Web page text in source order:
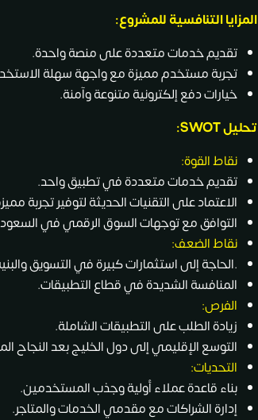
المزايا التنافسية للمشروع:
تقديم خدمات متعددة على منصة واحدة.
تجربة مستخدم مميزة مع واجهة سهلة
خيارات دفع إلكترونية متنوعة وآمنة.
تحليل SWOT:
نقاط القوة:
تقديم خدمات متعددة في تطبيق واحد.
الاعتماد على التقنيات الحديثة لتوفير تجربة
التوافق مع توجهات السوق الرقمي في
نقاط الضعف:
.الحاجة إلى استثمارات كبيرة في التسويق
المنافسة الشديدة في قطاع التطبيقات.
الفرص:
زيادة الطلب على التطبيقات الشاملة.
التوسع الإقليمي إلى دول الخليج بعد النجاح
التحديات:
بناء قاعدة عملاء أولية وجذب المستخدمين.
إدارة الشراكات مع مقدمي الخدمات والمتاجر.